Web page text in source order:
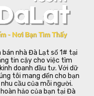
nhà Đà Lạt số 1# tại
tin cậy cho việc tìm
doanh đầu tư. Với dữ
tôi mang đến cho bạn
cầu của mỗi người.
hảo của bạn tại Đà